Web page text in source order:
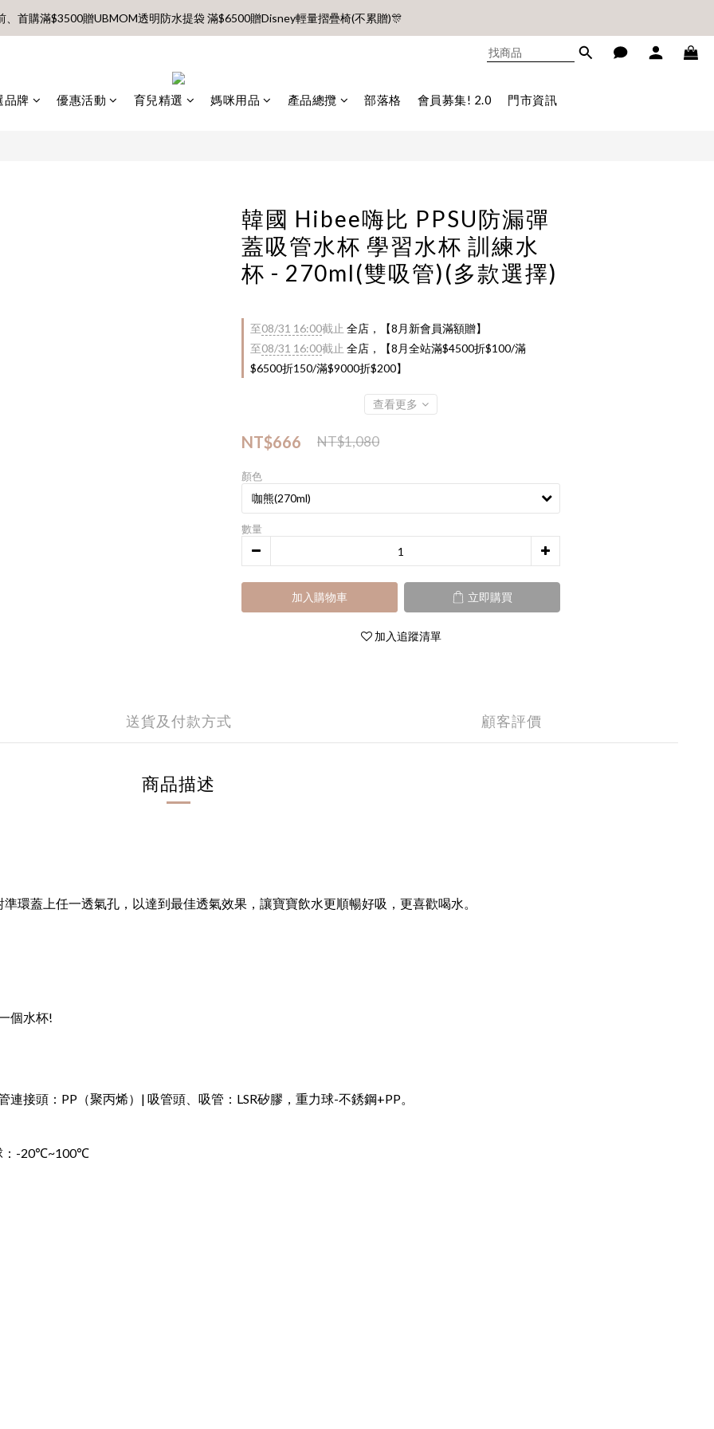
、首購滿$3500贈UBMOM透明防水提袋 滿$6500贈Disney輕量摺疊椅(不累贈)🎊
【村却國際溫泉酒店】指定平日免加價升等雙面景觀客房
、首購滿$3500贈UBMOM透明防水提袋 滿$6500贈Disney輕量摺疊椅(不累贈)🎊
品牌 優惠活動 育兒精選 媽咪用品 產品總攬 部落格 會員募集! 2.0 門市資訊
韓國 Hibee嗨比 PPSU防漏彈
蓋吸管水杯 學習水杯 訓練水
杯 - 270ml(雙吸管)(多款選擇)
至08/31 16:00截止 全店，【8月新會員滿額贈】
至08/31 16:00截止 全店，【8月全站滿$4500折$100/滿
$6500折150/滿$9000折$200】
查看更多
NT$666 NT$1,080
顏色
數量
加入購物車 立即購買
加入追蹤清單
送貨及付款方式 顧客評價
商品描述
環蓋上任一透氣孔，以達到最佳透氣效果，讓寶寶飲水更順暢好吸，更喜歡喝水。
個水杯!
接頭：PP（聚丙烯）| 吸管頭、吸管：LSR矽膠，重力球-不銹鋼+PP。
：-20℃~100℃
立即購買